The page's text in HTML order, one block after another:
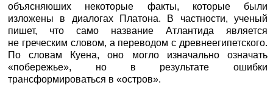
объясняюших некоторые факты, которые были
изложены в диалогах Платона. В частности, ученый
пишет, что само название Атлантида является
не греческим словом, а переводом с древнеегипетского.
По словам Куена, оно могло изначально означать
«побережье», но в результате ошибки
трансформироваться в «остров».